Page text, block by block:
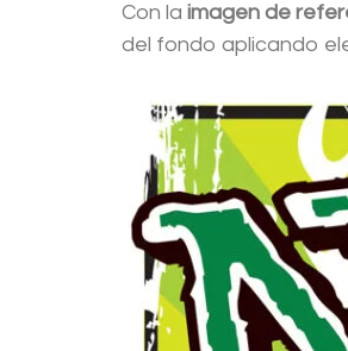
Con la imagen de
del fondo aplicando